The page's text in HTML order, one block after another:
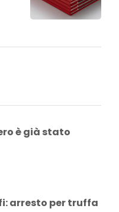
è già stato
arresto per truffa